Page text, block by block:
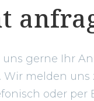
uns gerne Ihr
Wir melden uns
oder per